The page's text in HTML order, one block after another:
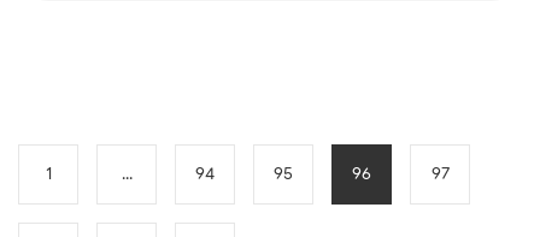
1 ... 94 95 96 97